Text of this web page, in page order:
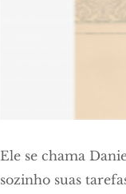
Ele se chama
sozinho suas